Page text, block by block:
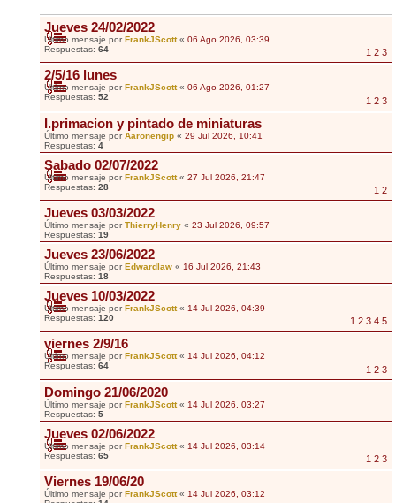
Jueves 24/02/2022
Último mensaje porFrankJScott« 06 Ago 2026, 03:39
Respuestas: 64 1 2 3
2/5/16 lunes
Último mensaje por FrankJScott« 06 Ago 2026, 01:27
Respuestas: 52 1 2 3
I.primacion y pintado de miniaturas
Último mensaje porAaronengip « 29 Jul 2026, 10:41
Respuestas: 4
Sabado 02/07/2022
Último mensaje porFrankJScott« 27 Jul 2026, 21:47
Respuestas: 28 1 2
Jueves 03/03/2022
Último mensaje porThierryHenry « 23 Jul 2026, 09:57
Respuestas: 19
Jueves 23/06/2022
Último mensaje porEdwardlaw « 16 Jul 2026, 21:43
Respuestas: 18
Jueves 10/03/2022
Último mensaje porFrankJScott« 14 Jul 2026, 04:39
Respuestas: 120 1 2 3 4 5
viernes 2/9/16
Último mensaje por FrankJScott« 14 Jul 2026, 04:12
Respuestas: 64 1 2 3
Domingo 21/06/2020
Último mensaje porFrankJScott« 14 Jul 2026, 03:27
Respuestas: 5
Jueves 02/06/2022
Último mensaje porFrankJScott« 14 Jul 2026, 03:14
Respuestas: 65 1 2 3
Viernes 19/06/20
Último mensaje porFrankJScott« 14 Jul 2026, 03:12